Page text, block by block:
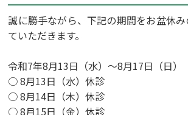
誠に勝手ながら、下記の期間をお盆休
ていただきます。
令和7年8月13日（水）～8月17日（日）
○ 8月13日（水）休診
○ 8月14日（木）休診
○ 8月15日（金）休診